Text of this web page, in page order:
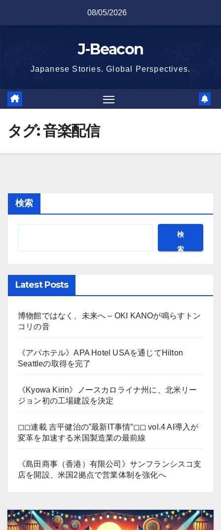
08/05/2026
J-Beacon
Japanese Stories. Global Perspectives.
タグ:音楽配信
検索
検
索
Latest Posts
博物館ではなく、未来へ – OKI KANOが鳴らすトン
コリの音
《アパホテル》APA Hotel USAを通じてHilton
Seattleの取得を完了
《Kyowa Kirin》ノースカロライナ州に、北米リー
ジョン初の工場建設を決定
◻︎◻︎連載 吉平健治の”最新IT事情”◻︎◻︎ vol.4 AI導入が
変革を加速する米国製造業の最前線
《島田商事（香港）有限公司》サンフランシスコ支
店を開設、米国2拠点で営業体制を強化へ